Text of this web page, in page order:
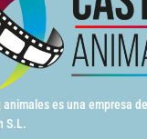
animales es una empresa
S.L.